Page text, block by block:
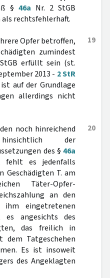
§ 46a Nr. 2 StGB
als rechtsfehlerhaft.
19
Opfer betroffen,
zumindest
StGB erfüllt sein (st.
2013 - 2 StR
auf der Grundlage
allerdings nicht
20
noch hinreichend
der
des § 46a
fehlt es jedenfalls
Geschädigten T. am
Täter-Opfer-
an den
eingetretenen
es angesichts des
das freilich in
dem Tatgeschehen
Es ist insoweit
des Angeklagten